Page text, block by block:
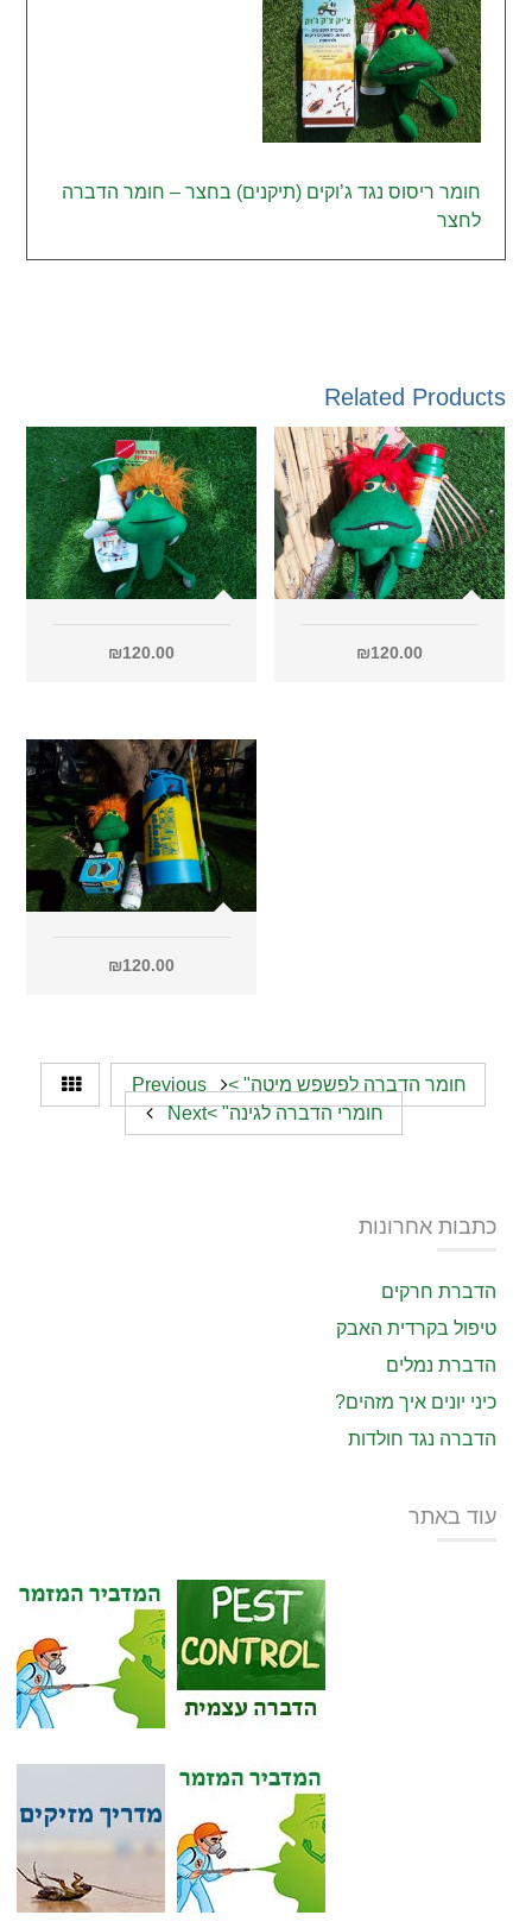
חומר ריסוס נגד ג’וקים (תיקנים) בחצר – חומר הדברה
לחצר
Related Products
₪120.00 ₪120.00
₪120.00
חומר הדברה לפשפש מיטה" >
חומרי הדברה לגינה" >Next
כתבות אחרונות
הדברת חרקים
טיפול בקרדית האבק
הדברת נמלים
כיני יונים איך מזהים?
הדברה נגד חולדות
עוד באתר